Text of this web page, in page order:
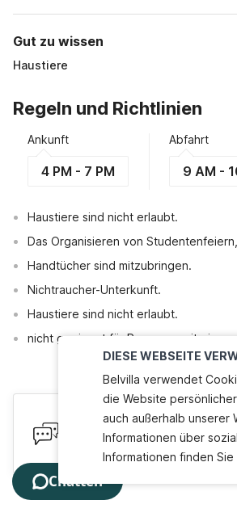
DIESE WEBSEITE
Belvilla verwendet
die Website
auch außerhalb unserer
Informationen über
Informationen finden Sie
Gut zu wissen
Haustiere
Regeln und Richtlinien
Ankunft
4 PM - 7 PM
Abfahrt
9 AM -
Haustiere sind nicht erlaubt.
Das Organisieren von
Handtücher sind mitzubringen.
Nichtraucher-Unterkunft.
Haustiere sind nicht erlaubt.
nicht geeignet für Personen mit
Haben Sie
Wir sind online! Chatten Sie
Chatten